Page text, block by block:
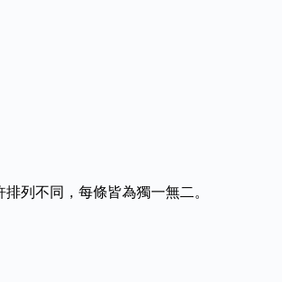
列不同，每條皆為獨一無二。